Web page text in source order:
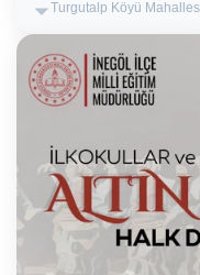
Turgutalp Köyü